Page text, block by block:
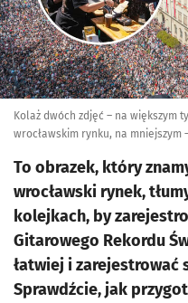
Kolaż dwóch zdjęć – na większym
wrocławskim rynku, na
To obrazek, który
wrocławski rynek,
kolejkach, by
Gitarowego Rekordu
łatwiej i zarejestrować
Sprawdźcie, jak